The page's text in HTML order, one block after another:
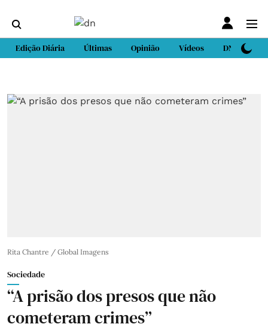
Edição Diária Últimas Opinião Vídeos DN Sport
Rita Chantre / Global Imagens
Sociedade
“A prisão dos presos que não
cometeram crimes”